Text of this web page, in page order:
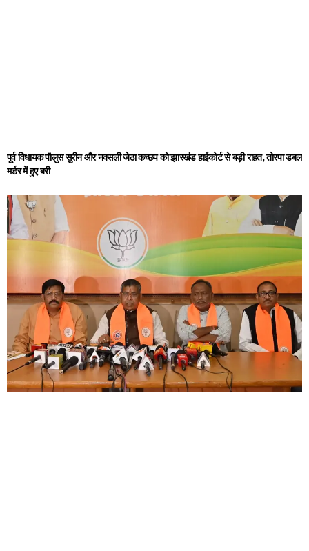
पूर्व विधायक पौलुस सुरीन और नक्सली जेठा कच्छप को झारखंड हाईकोर्ट से बड़ी राहत, तोरपा डबल
मर्डर में हुए बरी